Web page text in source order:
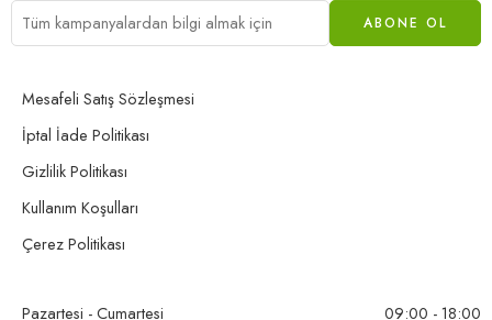
Mesafeli Satış Sözleşmesi
İptal İade Politikası
Gizlilik Politikası
Kullanım Koşulları
Çerez Politikası
Pazartesi - Cumartesi 09:00 - 18:00